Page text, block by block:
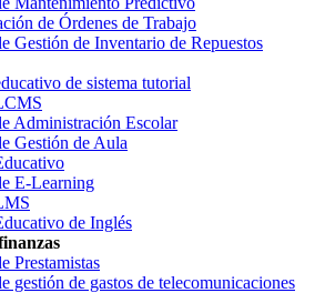
de Órdenes de Trabajo
Gestión de Inventario de Repuestos
de sistema tutorial
Administración Escolar
Gestión de Aula
E-Learning
de Inglés
Prestamistas
gestión de gastos de telecomunicaciones